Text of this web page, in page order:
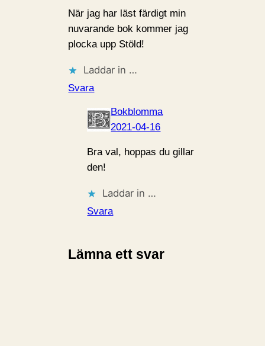
När jag har läst färdigt min
nuvarande bok kommer jag
plocka upp Stöld!
Laddar in …
Svara
Bokblomma
2021-04-16
Bra val, hoppas du gillar
den!
Laddar in …
Svara
Lämna ett svar